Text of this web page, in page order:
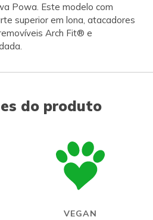
Powa. Este modelo com
superior em lona, atacadores
Arch Fit® e
do produto
VEGAN